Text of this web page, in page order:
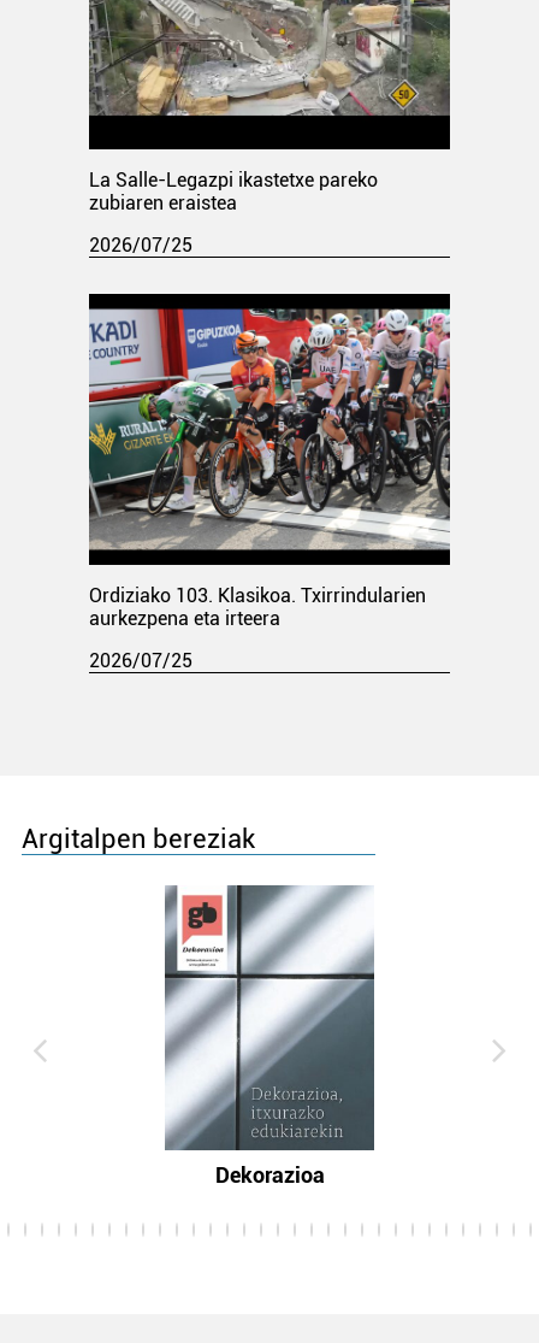
La Salle-Legazpi ikastetxe pareko
zubiaren eraistea
2026/07/25
Ordiziako 103. Klasikoa. Txirrindularien
aurkezpena eta irteera
2026/07/25
Argitalpen bereziak
Dekorazioa